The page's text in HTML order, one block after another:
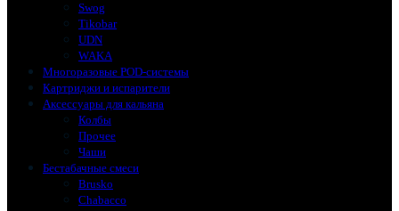
Swog
Tikobar
UDN
WAKA
Многоразовые POD-системы
Картриджи и испарители
Аксессуары для кальяна
Колбы
Прочее
Чаши
Бестабачные смеси
Brusko
Chabacco